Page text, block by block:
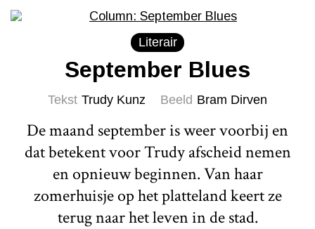
Literair
September Blues
Tekst Trudy Kunz Beeld Bram Dirven
De maand september is weer voorbij en
dat betekent voor Trudy afscheid nemen
en opnieuw beginnen. Van haar
zomerhuisje op het platteland keert ze
terug naar het leven in de stad.